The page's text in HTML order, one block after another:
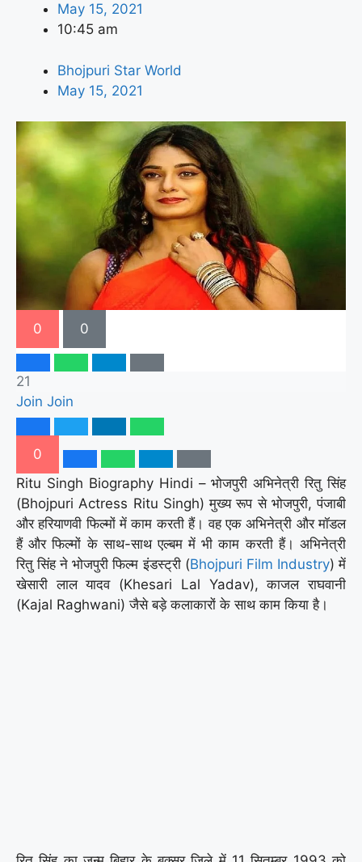
May 15, 2021
10:45 am
Bhojpuri Star World
May 15, 2021
0 0
21
Join Join
0
Ritu Singh Biography Hindi – भोजपुरी अभिनेत्री रितु सिंह
(Bhojpuri Actress Ritu Singh) मुख्य रूप से भोजपुरी, पंजाबी
और हरियाणवी फिल्मों में काम करती हैं। वह एक अभिनेत्री और मॉडल
हैं और फिल्मों के साथ-साथ एल्बम में भी काम करती हैं। अभिनेत्री
रितु सिंह ने भोजपुरी फिल्म इंडस्ट्री (Bhojpuri Film Industry) में
खेसारी लाल यादव (Khesari Lal Yadav), काजल राघवानी
(Kajal Raghwani) जैसे बड़े कलाकारों के साथ काम किया है।